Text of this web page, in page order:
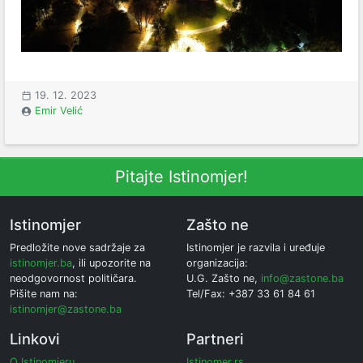
19. 12. 2023
Emir Velić
Pitajte Istinomjer!
Istinomjer
Predložite nove sadržaje za
istinomjer.ba, ili upozorite na
neodgovornost političara.
Pišite nam na:
istinomjer@zastone.ba
Zašto ne
Istinomjer je razvila i uređuje
organizacija:
U.G. Zašto ne, info@zastone.ba
Tel/Fax: +387 33 61 84 61
Linkovi Partneri